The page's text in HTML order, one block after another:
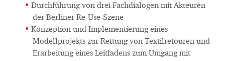
Durchführung von drei Fachdialogen mit Akteuren
der Berliner Re-Use-Szene
Konzeption und Implementierung eines
Modellprojekts zur Rettung von Textilretouren und
Erarbeitung eines Leitfadens zum Umgang mit